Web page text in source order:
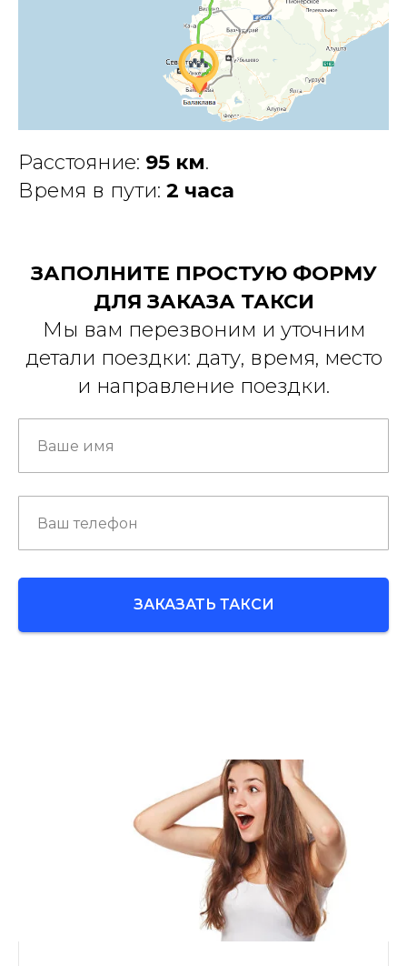
Расстояние: 95 км.
Время в пути: 2 часа
ЗАПОЛНИТЕ ПРОСТУЮ ФОРМУ
ДЛЯ ЗАКАЗА ТАКСИ
Мы вам перезвоним и уточним
детали поездки: дату, время, место
и направление поездки.
ЗАКАЗАТЬ ТАКСИ